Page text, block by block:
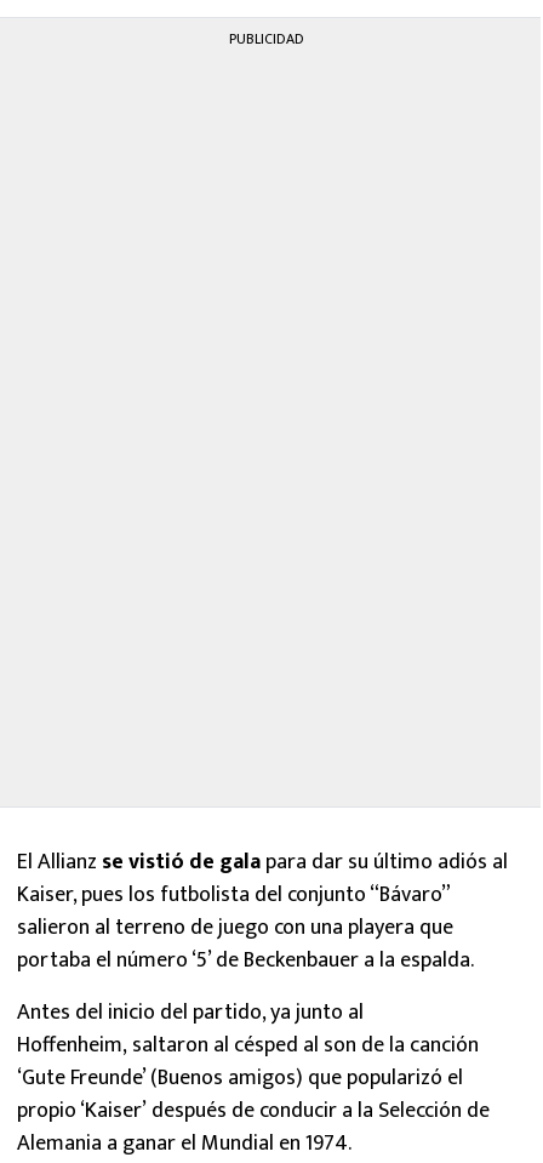
PUBLICIDAD
El Allianz se vistió de galapara dar su último adiós al
Kaiser, pues los futbolista del conjunto “Bávaro”
salieron al terreno de juego con una playera que
portaba el número ‘5’ de Beckenbauer a la espalda.
Antes del inicio del partido, ya junto al
Hoffenheim, saltaron al césped al son de la canción
‘Gute Freunde’ (Buenos amigos) que popularizó el
propio ‘Kaiser’ después de conducir a la Selección de
Alemania a ganar el Mundial en 1974.